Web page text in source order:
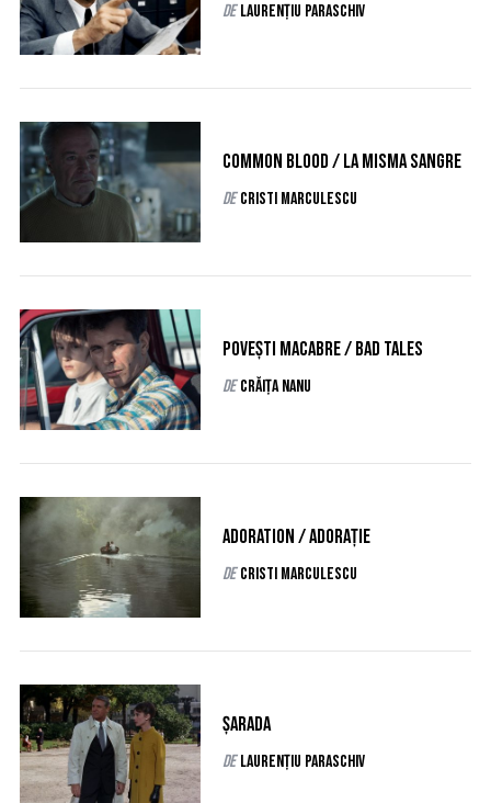
de Laurențiu Paraschiv
Common Blood / La misma sangre
de Cristi Marculescu
Povești macabre / Bad Tales
de Crăița Nanu
Adoration / Adorație
de Cristi Marculescu
Șarada
de Laurențiu Paraschiv
o
r